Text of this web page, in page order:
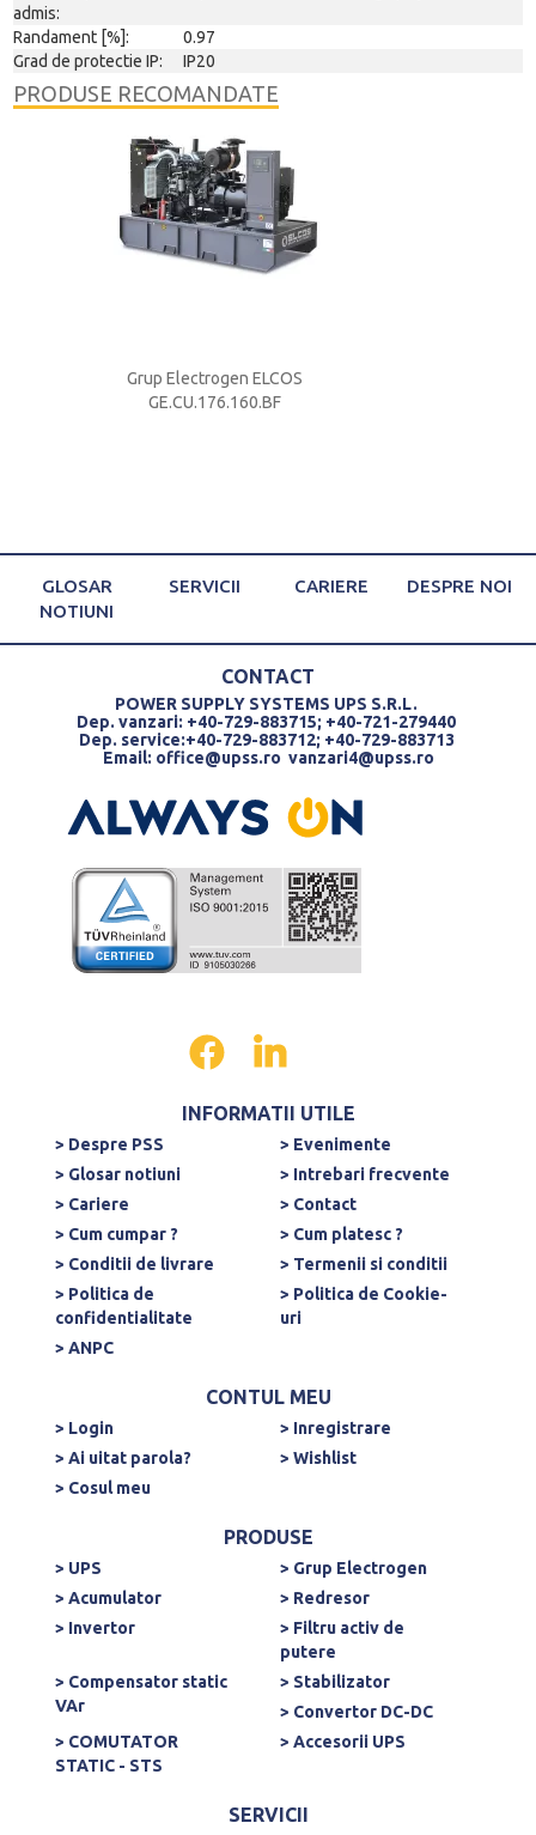
admis:
Randament [%]:
0.97
Grad de protectie IP:
IP20
PRODUSE RECOMANDATE
Grup Electrogen ELCOS
GE.CU.176.160.BF
GLOSAR
NOTIUNI
SERVICII CARIERE DESPRE NOI
CONTACT
POWER SUPPLY SYSTEMS UPS S.R.L.
Dep. vanzari: +40-729-883715; +40-721-279440
Dep. service:+40-729-883712; +40-729-883713
Email: office@upss.ro vanzari4@upss.ro
INFORMATII UTILE
> Despre PSS
> Evenimente
> Glosar notiuni
> Intrebari frecvente
> Cariere
> Contact
> Cum cumpar ?
> Cum platesc ?
> Conditii de livrare
> Termenii si conditii
> Politica de
confidentialitate
> Politica de Cookie-
uri
> ANPC
CONTUL MEU
> Login
> Inregistrare
> Ai uitat parola?
> Wishlist
> Cosul meu
PRODUSE
> UPS
> Grup Electrogen
> Acumulator
> Redresor
> Invertor
> Filtru activ de
putere
> Compensator static
VAr
> Stabilizator
> Convertor DC-DC
> COMUTATOR
STATIC - STS
> Accesorii UPS
SERVICII